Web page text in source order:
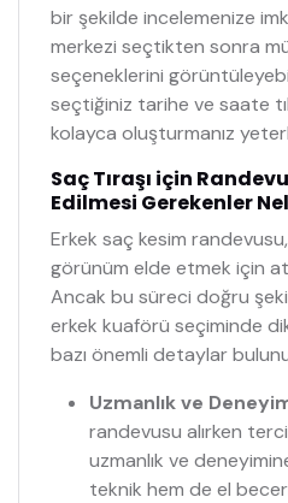
bir şekilde incelemenize
merkezi seçtikten sonra
seçeneklerini
seçtiğiniz tarihe ve saate
kolayca oluşturmanız
Saç Tıraşı için
Edilmesi Gerekenler
Erkek saç kesim
görünüm elde etmek için
Ancak bu süreci doğru
erkek kuaförü seçiminde
bazı önemli detaylar
Uzmanlık ve
randevusu alırken
uzmanlık ve
teknik hem de el